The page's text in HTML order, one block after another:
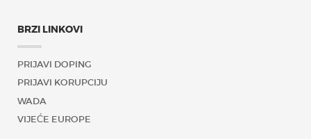
BRZI LINKOVI
PRIJAVI DOPING
PRIJAVI KORUPCIJU
WADA
VIJEĆE EUROPE